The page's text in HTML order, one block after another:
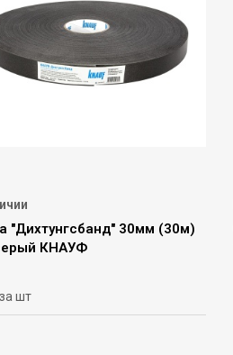
"Дихтунгсбанд" 30мм (30м)
КНАУФ
шт